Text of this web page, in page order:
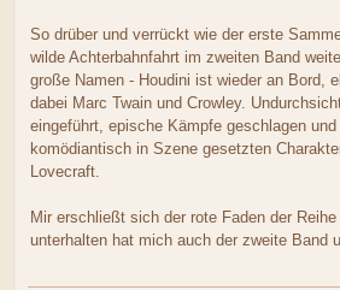
So drüber und verrückt wie der erste
wilde Achterbahnfahrt im zweiten Band
große Namen - Houdini ist wieder an Bord,
dabei Marc Twain und Crowley.
eingeführt, epische Kämpfe geschlagen
komödiantisch in Szene gesetzten
Lovecraft.
Mir erschließt sich der rote Faden der
unterhalten hat mich auch der zweite Band